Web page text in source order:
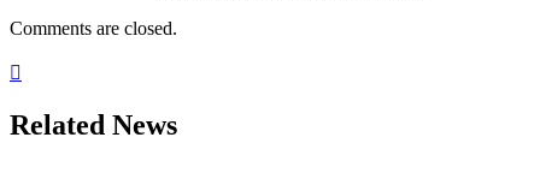
Comments are closed.
Related News